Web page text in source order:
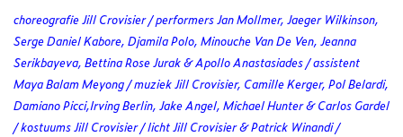
choreografie Jill Crovisier / performers Jan Mollmer, Jaeger Wilkinson,
Serge Daniel Kabore, Djamila Polo, Minouche Van De Ven, Jeanna
Serikbayeva, Bettina Rose Jurak & Apollo Anastasiades / assistent
Maya Balam Meyong / muziek Jill Crovisier, Camille Kerger, Pol Belardi,
Damiano Picci,Irving Berlin, Jake Angel, Michael Hunter & Carlos Gardel
/ kostuums Jill Crovisier / licht Jill Crovisier & Patrick Winandi /